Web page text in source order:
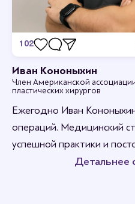
Иван Кононыхин
Член Американской
пластических хирургов
Ежегодно Иван
операций. Медицинский
успешной практики и
Детальнее
102
Станьте первым кто оставит